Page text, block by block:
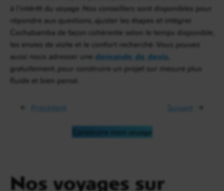
à l’intérêt du voyage. Nos conseillers sont disponibles pour
répondre aux questions, ajuster les étapes et intégrer
Cochabamba de façon cohérente selon le temps disponible,
les envies de visite et le confort recherché. Vous pouvez
aussi nous adresser une demande de devis
gratuitement, pour construire un projet sur mesure plus
fluide et bien pensé.
← Suivant →
Construire mon voyage
Nos voyages sur